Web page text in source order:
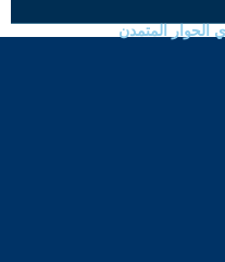
الحوار المتمدن